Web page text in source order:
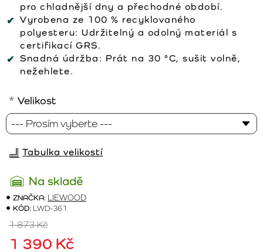
pro chladnější dny a přechodné období.
Vyrobena ze 100 % recyklovaného
polyesteru: Udržitelný a odolný materiál s
certifikací GRS.
Snadná údržba: Prát na 30 °C, sušit volně,
nežehlete.
Na skladě
ZNAČKA: LIEWOOD
KÓD: LWD-361
1 390 Kč
1 873 Kč
Velikost
Tabulka velikostí